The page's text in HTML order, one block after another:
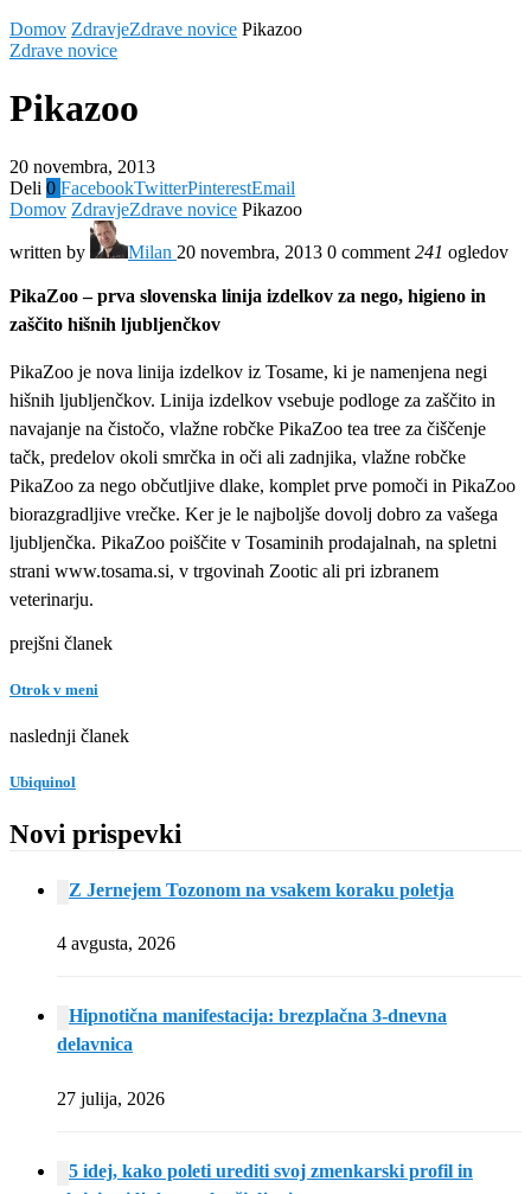
Domov ZdravjeZdrave novice Pikazoo
Zdrave novice
Pikazoo
20 novembra, 2013
Deli 0 FacebookTwitterPinterestEmail
Domov ZdravjeZdrave novice Pikazoo
written by Milan 20 novembra, 2013 0 comment 241 ogledov
PikaZoo – prva slovenska linija izdelkov za nego, higieno in
zaščito hišnih ljubljenčkov
PikaZoo je nova linija izdelkov iz Tosame, ki je namenjena negi
hišnih ljubljenčkov. Linija izdelkov vsebuje podloge za zaščito in
navajanje na čistočo, vlažne robčke PikaZoo tea tree za čiščenje
tačk, predelov okoli smrčka in oči ali zadnjika, vlažne robčke
PikaZoo za nego občutljive dlake, komplet prve pomoči in PikaZoo
biorazgradljive vrečke. Ker je le najboljše dovolj dobro za vašega
ljubljenčka. PikaZoo poiščite v Tosaminih prodajalnah, na spletni
strani www.tosama.si, v trgovinah Zootic ali pri izbranem
veterinarju.
prejšni članek
Otrok v meni
naslednji članek
Ubiquinol
Novi prispevki
Z Jernejem Tozonom na vsakem koraku poletja
4 avgusta, 2026
Hipnotična manifestacija: brezplačna 3-dnevna
delavnica
27 julija, 2026
5 idej, kako poleti urediti svoj zmenkarski profil in